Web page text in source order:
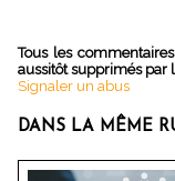
Tous les
aussitôt supprimés par
Signaler un abus
DANS LA MÊME